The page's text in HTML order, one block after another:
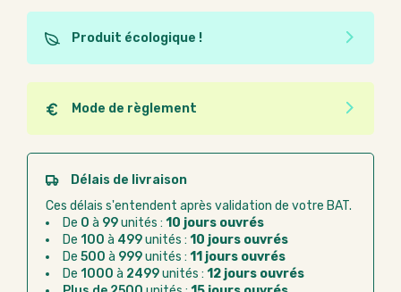
Produit écologique !
Ce produit est éco-conçu, il a été fabriqué à partir de
matériaux recyclés ou recyclables. Ces produits
peuvent plus facilement obtenir une seconde vie
après utilisation. L'origine de fabrication du produit
n'entre pas dans les critères d'éco-conception.
Mode de règlement
Quel que soit le mode de règlement, vous pouvez
passer commande en ligne sur Good Act.
Paiement CB :paiement sécurisé par carte
Virement bancaire :règlement sur facture
après la commande
Chorus Pro :règlement par mandat
administratif après la commande
Délais de livraison
Ces délais s'entendent après validation de votre BAT.
De 0 à 99unités : 10 jours ouvrés
De 100 à 499unités : 10 jours ouvrés
De 500 à 999unités : 11 jours ouvrés
De 1000 à 2499unités : 12 jours ouvrés